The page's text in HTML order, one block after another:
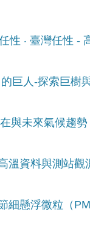
性 ‧ 臺灣任性 -
巨人-探索巨樹
與未來氣候趨勢
溫資料與測站觀
細懸浮微粒（